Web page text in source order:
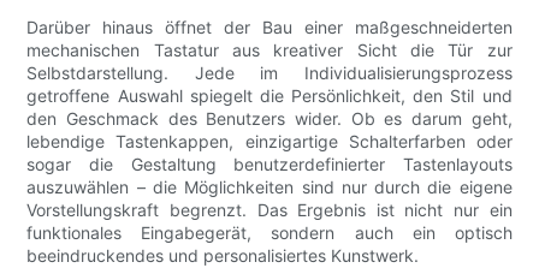
Darüber hinaus öffnet der Bau einer maßgeschneiderten
mechanischen Tastatur aus kreativer Sicht die Tür zur
Selbstdarstellung. Jede im Individualisierungsprozess
getroffene Auswahl spiegelt die Persönlichkeit, den Stil und
den Geschmack des Benutzers wider. Ob es darum geht,
lebendige Tastenkappen, einzigartige Schalterfarben oder
sogar die Gestaltung benutzerdefinierter Tastenlayouts
auszuwählen – die Möglichkeiten sind nur durch die eigene
Vorstellungskraft begrenzt. Das Ergebnis ist nicht nur ein
funktionales Eingabegerät, sondern auch ein optisch
beeindruckendes und personalisiertes Kunstwerk.